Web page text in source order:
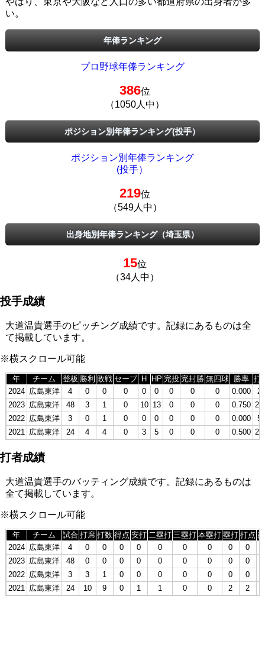
い。
年俸ランキング
プロ野球年俸ランキング
386位
（1050人中）
ポジション別年俸ランキング(投手）
ポジション別年俸ランキング
(投手）
219位
（549人中）
出身地別年俸ランキング（埼玉県）
15位
（34人中）
投手成績
大道温貴選手のピッチング成績です。記録にあるものは全
て掲載しています。
※横スクロール可能
年 チーム 登板 勝利 敗戦 セーブ H HP 完投 完封勝 無四球 勝率 打
2024 広島東洋 4 0 0 0 0 0 0 0 0 0.000
22
2023 広島東洋 48 3 1 0 10 13 0 0 0 0.750
2022 広島東洋 3 0 1 0 0 0 0 0 0 0.000
53
2021
広島東洋 24 4 4 0 3 5 0 0 0 0.500
打者成績
大道温貴選手のバッティング成績です。記録にあるものは
全て掲載しています。
※横スクロール可能
年 チーム 試合 打席 打数 得点 安打 二塁打 三塁打 本塁打 塁打 打点
2024 広島東洋 4 0 0 0 0 0 0 0 0 0
2023 広島東洋 48 0 0 0 0 0 0 0 0 0
2022 広島東洋 3 3 1 0 0 0 0 0 0 0
2021 広島東洋 24 10 9 0 1 1 0 0 2 2